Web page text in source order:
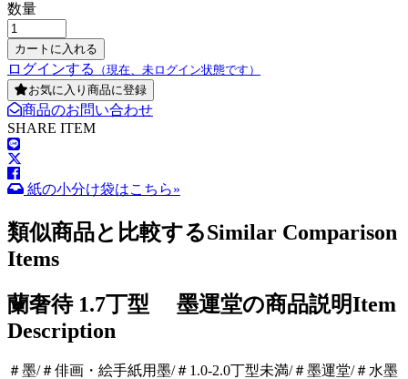
数量
ログインする
（現在、未ログイン状態です）
お気に入り商品に登録
商品のお問い合わせ
SHARE ITEM
紙の小分け袋はこちら»
類似商品と比較するSimilar Comparison
Items
蘭奢待 1.7丁型 墨運堂の商品説明Item
Description
＃墨/＃俳画・絵手紙用墨/＃1.0-2.0丁型未満/＃墨運堂/＃水墨